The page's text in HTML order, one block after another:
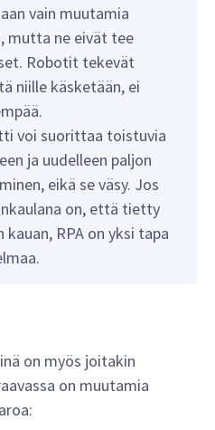
vain muutamia
mutta ne eivät tee
Robotit tekevät
niille käsketään, ei
voi suorittaa toistuvia
ja uudelleen paljon
eikä se väsy. Jos
on, että tietty
RPA on yksi tapa
on myös joitakin
on muutamia